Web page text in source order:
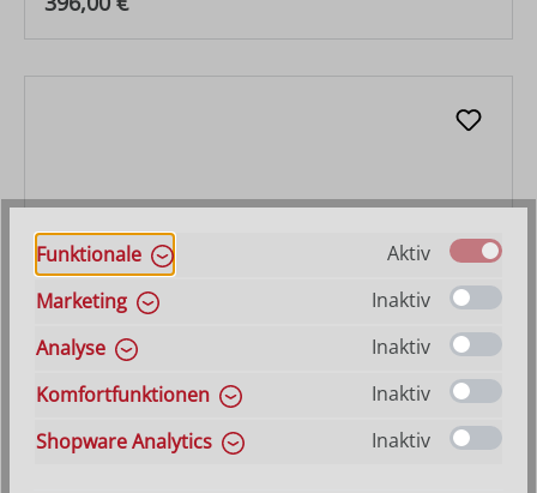
Schaf grasend
Varianten ab 11,70 €
Regulärer Preis:
Funktionale
Aktiv
Marketing
Inaktiv
Analyse
Inaktiv
Komfortfunktionen
Inaktiv
Shopware Analytics
Inaktiv